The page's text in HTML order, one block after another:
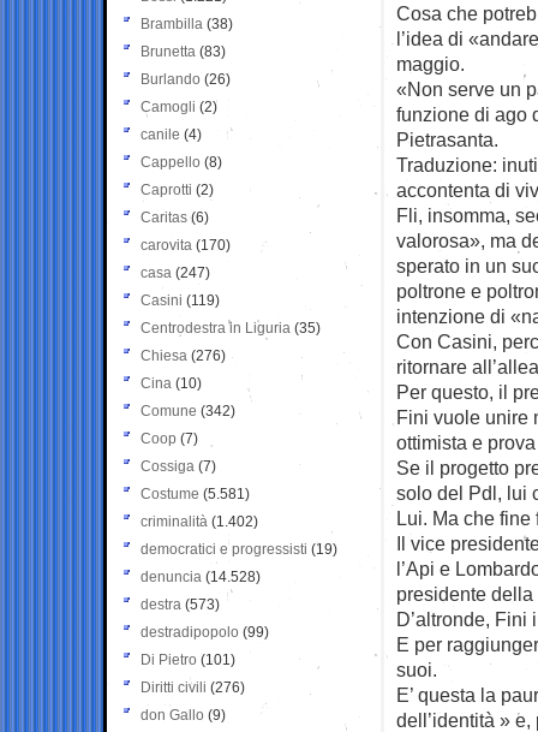
Cosa che
l’idea di
maggio.
«Non serve un
funzione di ago
Pietrasanta.
Traduzione:
accontenta di
Fli, insomma,
valorosa», ma
sperato in un
poltrone e
intenzione di
Con Casini,
ritornare
Per questo, il
Fini vuole unire
ottimista e
Se il progetto
solo del Pdl, lui
Lui. Ma che
Il vice
l’Api e
presidente della
D’altronde, Fini
E per
suoi.
E’ questa la
dell’identità »
Brambilla (38)
Brunetta (83)
Burlando (26)
Camogli (2)
canile (4)
Cappello (8)
Caprotti (2)
Caritas (6)
carovita (170)
casa (247)
Casini (119)
Centrodestra in Liguria (35)
Chiesa (276)
Cina (10)
Comune (342)
Coop (7)
Cossiga (7)
Costume (5.581)
criminalità (1.402)
democratici e progressisti (19)
denuncia (14.528)
destra (573)
destradipopolo (99)
Di Pietro (101)
Diritti civili (276)
don Gallo (9)